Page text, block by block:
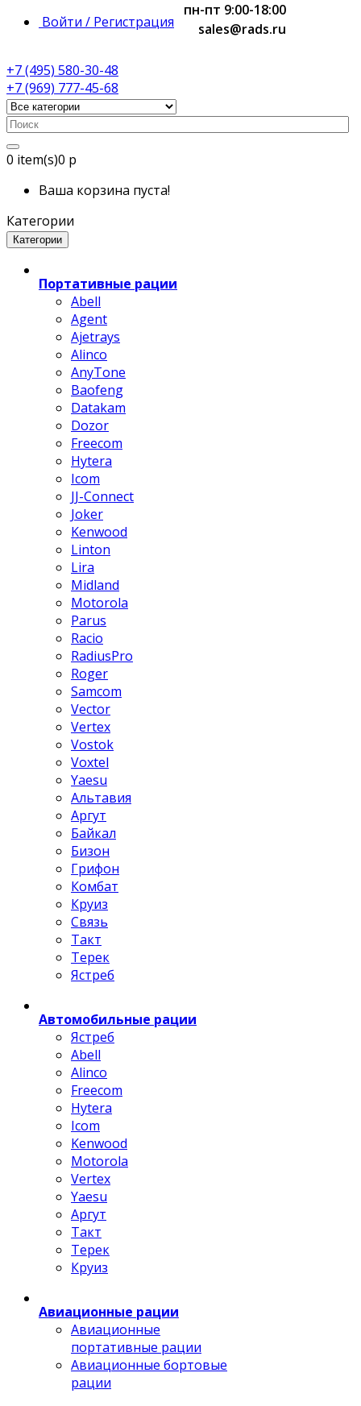
Войти / Регистрация
+7 (495) 580-30-48
+7 (969) 777-45-68
0 item(s)0 р
Ваша корзина пуста!
Категории
Категории
Портативные рации
Abell
Agent
Ajetrays
Alinco
AnyTone
Baofeng
Datakam
Dozor
Freecom
Hytera
Icom
JJ-Connect
Joker
Kenwood
Linton
Lira
Midland
Motorola
Parus
Racio
RadiusPro
Roger
Samcom
Vector
Vertex
Vostok
Voxtel
Yaesu
Альтавия
Аргут
Байкал
Бизон
Грифон
Комбат
Круиз
Связь
Такт
Терек
Ястреб
Автомобильные рации
Ястреб
Abell
Alinco
Freecom
Hytera
Icom
Kenwood
Motorola
Vertex
Yaesu
Аргут
Такт
Терек
Круиз
Авиационные рации
Авиационные
портативные рации
Авиационные бортовые
рации
пн-пт 9:00-18:00
sales@rads.ru